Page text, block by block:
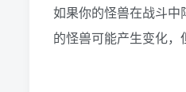
如果你的怪兽在战斗
的怪兽可能产生变化，